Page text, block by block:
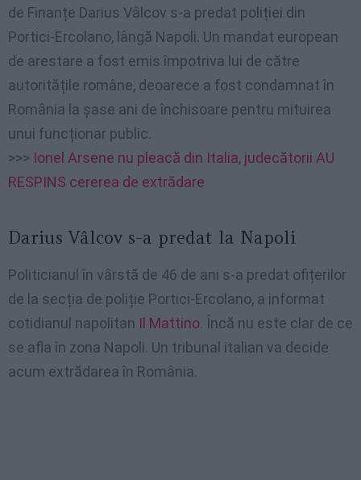
de Finanțe Darius Vâlcov s-a predat poliției din
Portici-Ercolano, lângă Napoli. Un mandat european
de arestare a fost emis împotriva lui de către
autoritățile române, deoarece a fost condamnat în
România la șase ani de închisoare pentru mituirea
unui funcționar public.
>>> Ionel Arsene nu pleacă din Italia, judecătorii AU
RESPINS cererea de extrădare
Darius Vâlcov s-a predat la Napoli
Politicianul în vârstă de 46 de ani s-a predat ofițerilor
de la secția de poliție Portici-Ercolano, a informat
cotidianul napolitan Il Mattino. Încă nu este clar de ce
se afla în zona Napoli. Un tribunal italian va decide
acum extrădarea în România.